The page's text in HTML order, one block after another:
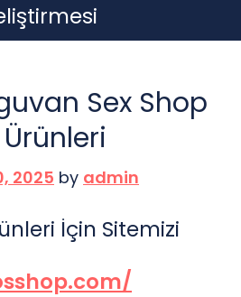
Sex Shop
2025 by admin
İçin Sitemizi